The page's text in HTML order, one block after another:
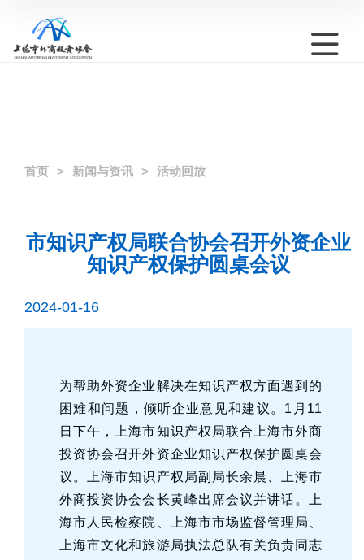
首页 新闻与资讯 活动回放
市知识产权局联合协会召开外资企业
知识产权保护圆桌会议
2024-01-16
为帮助外资企业解决在知识产权方面遇到的
困难和问题，倾听企业意见和建议。1月11
日下午，上海市知识产权局联合上海市外商
投资协会召开外资企业知识产权保护圆桌会
议。上海市知识产权局副局长余晨、上海市
外商投资协会会长黄峰出席会议并讲话。上
海市人民检察院、上海市市场监督管理局、
上海市文化和旅游局执法总队有关负责同志